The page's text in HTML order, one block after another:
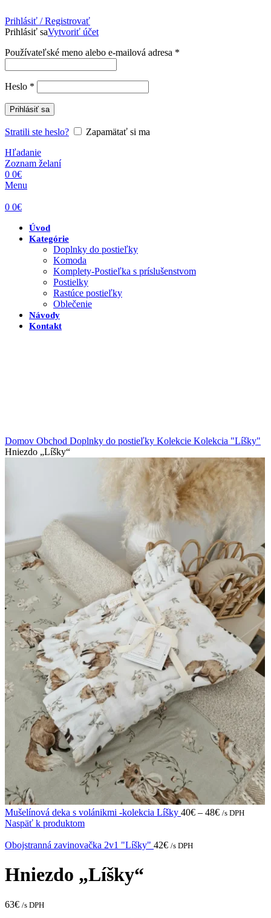
Prihlásiť / Registrovať
Prihlásiť saVytvoriť účet
Používateľské meno alebo e-mailová adresa *
Heslo *
Prihlásiť sa
Stratili ste heslo?
Zapamätať si ma
Hľadanie
Zoznam želaní
0 0€
Menu
0 0€
Úvod
Kategórie
Doplnky do postieľky
Komoda
Komplety-Postieľka s príslušenstvom
Postielky
Rastúce postieľky
Oblečenie
Návody
Kontakt
Domov Obchod Doplnky do postieľky Kolekcie Kolekcia "Líšky"
Hniezdo „Líšky“
Mušelínová deka s volánikmi -kolekcia Líšky 40€ – 48€ /s DPH
Naspäť k produktom
Obojstranná zavinovačka 2v1 "Líšky" 42€ /s DPH
Hniezdo „Líšky“
63€ /s DPH